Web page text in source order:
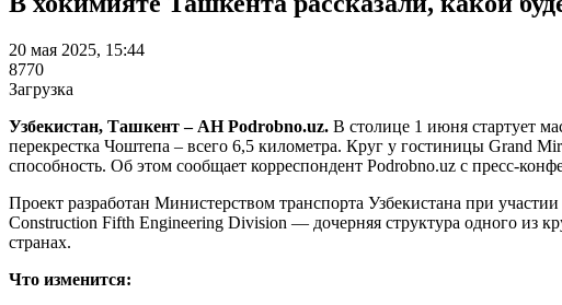
20 мая 2025, 15:44
8770
Загрузка
Узбекистан, Ташкент – АН Podrobno.uz. В столице 1 июня стартует
перекрестка Чоштепа – всего 6,5 километра. Круг у гостиницы Grand
способность. Об этом сообщает корреспондент Podrobno.uz с пресс-
Проект разработан Министерством транспорта Узбекистана при
Construction Fifth Engineering Division — дочерняя структура одного из
странах.
Что изменится: